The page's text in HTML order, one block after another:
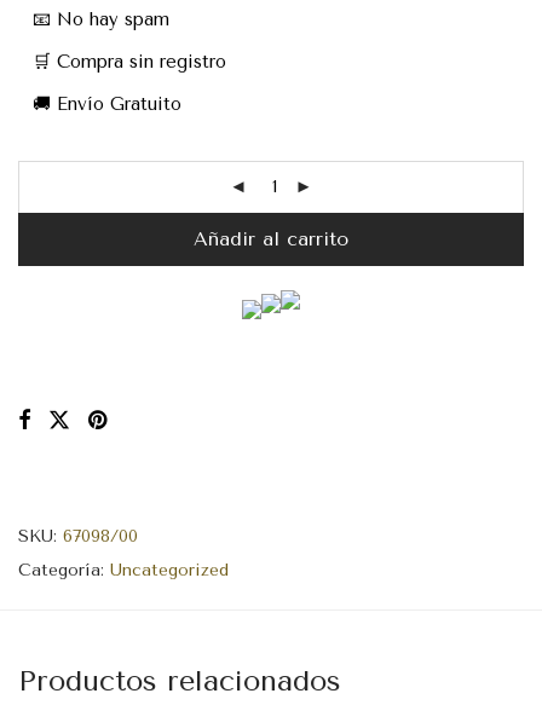
📧 No hay spam
🛒 Compra sin registro
🚚 Envío Gratuito
Añadir al carrito
SKU: 67098/00
Categoría: Uncategorized
Productos relacionados